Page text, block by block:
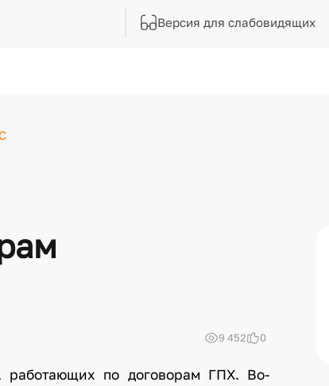
Версия для слабовидящих
9 452 0
работающих по договорам ГПХ. Во-